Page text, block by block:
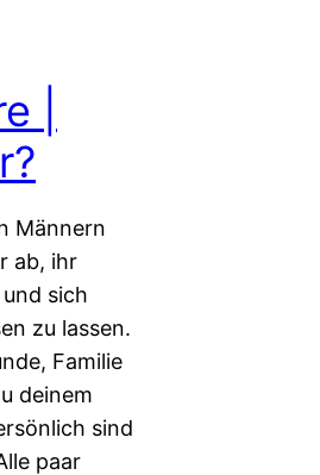
|
Männern
ab, ihr
sich
zu lassen.
Familie
deinem
sind
paar